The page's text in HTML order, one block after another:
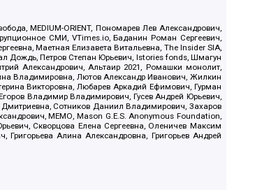
MEDIUM-ORIENT, Пономарев Лев Александрович,
СМИ, VTimes.io, Баданин Роман Сергеевич,
Маетная Елизавета Витальевна, The Insider SIA,
Дождь, Петров Степан Юрьевич, Istories fonds, Шмагун
Александрович, Альтаир 2021, Ромашки монолит,
Владимировна, Лютов Александр Иванович, Жилкин
Викторовна, Любарев Аркадий Ефимович, Гурман
Владимир Владимирович, Гусев Андрей Юрьевич,
Сотников Даниил Владимирович, Захаров
МЕМО, Mason G.E.S. Anonymous Foundation,
Скворцова Елена Сергеевна, Оленичев Максим
Алина Александровна, Григорьев Андрей